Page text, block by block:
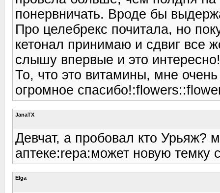
понервничать. Вроде бы
Про целебрекс почитала, но
кетонал принимаю и сдвиг все
слышу впервые и это
То, что это витамины, мне
огромное
JanaTX
Девчат, а пробовал кто Урьяж?
аптеке:repa:может новую темку
Elga